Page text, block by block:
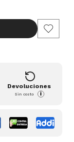
Devoluciones
Sin costo i